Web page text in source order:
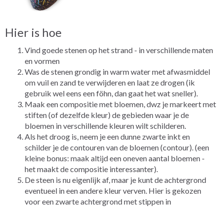
Hier is hoe
Vind goede stenen op het strand - in verschillende maten
en vormen
Was de stenen grondig in warm water met afwasmiddel
om vuil en zand te verwijderen en laat ze drogen (ik
gebruik wel eens een föhn, dan gaat het wat sneller).
Maak een compositie met bloemen, dwz je markeert met
stiften (of dezelfde kleur) de gebieden waar je de
bloemen in verschillende kleuren wilt schilderen.
Als het droog is, neem je een dunne zwarte inkt en
schilder je de contouren van de bloemen (contour). (een
kleine bonus: maak altijd een oneven aantal bloemen -
het maakt de compositie interessanter).
De steen is nu eigenlijk af, maar je kunt de achtergrond
eventueel in een andere kleur verven. Hier is gekozen
voor een zwarte achtergrond met stippen in